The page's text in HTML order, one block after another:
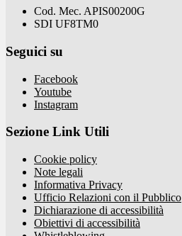
Cod. Mec. APIS00200G
SDI UF8TM0
Seguici su
Facebook
Youtube
Instagram
Sezione Link Utili
Cookie policy
Note legali
Informativa Privacy
Ufficio Relazioni con il Pubblico
Dichiarazione di accessibilità
Obiettivi di accessibilità